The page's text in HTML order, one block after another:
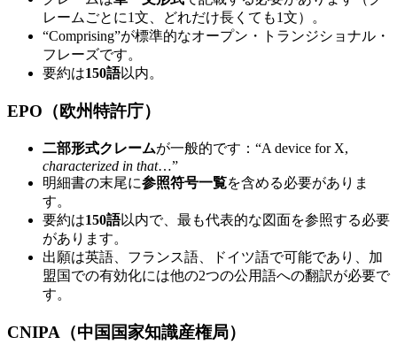
レームごとに1文、どれだけ長くても1文）。
“Comprising”が標準的なオープン・トランジショナル・
フレーズです。
要約は150語以内。
EPO（欧州特許庁）
二部形式クレームが一般的です：“A device for X,
characterized in that…”
明細書の末尾に参照符号一覧を含める必要がありま
す。
要約は150語以内で、最も代表的な図面を参照する必要
があります。
出願は英語、フランス語、ドイツ語で可能であり、加
盟国での有効化には他の2つの公用語への翻訳が必要で
す。
CNIPA（中国国家知識産権局）